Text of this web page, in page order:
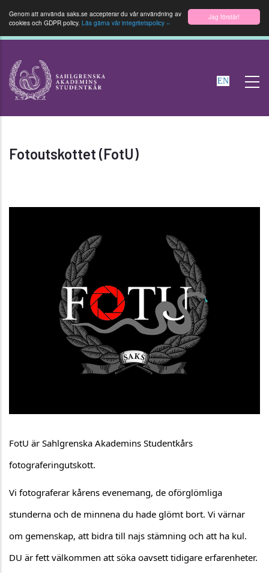
Jag förstår!
Genom att använda saks.se accepterar du vår användning av
cookies och GDPR policy. Läs gärna vår integritetspolicy ››
till
huvudinnehåll
EN
Fotoutskottet (FotU)
FotU är Sahlgrenska Akademins Studentkårs
fotograferingutskott.
Vi fotograferar kårens evenemang, de oförglömliga
stunderna och de minnena du hade glömt bort. Vi värnar
om gemenskap, att bidra till najs stämning och att ha kul.
DU är fett välkommen att söka oavsett tidigare erfarenheter.